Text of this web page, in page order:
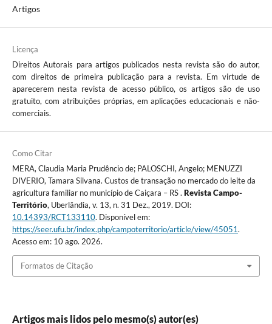
Artigos
Licença
Direitos Autorais para artigos publicados nesta revista são do autor,
com direitos de primeira publicação para a revista. Em virtude de
aparecerem nesta revista de acesso público, os artigos são de uso
gratuito, com atribuições próprias, em aplicações educacionais e não-
comerciais.
Como Citar
MERA, Claudia Maria Prudêncio de; PALOSCHI, Angelo; MENUZZI
DIVERIO, Tamara Silvana. Custos de transação no mercado do leite da
agricultura familiar no município de Caiçara – RS . Revista Campo-
Território, Uberlândia, v. 13, n. 31 Dez., 2019. DOI:
10.14393/RCT133110. Disponível em:
https://seer.ufu.br/index.php/campoterritorio/article/view/45051.
Acesso em: 10 ago. 2026.
Formatos de Citação
Artigos mais lidos pelo mesmo(s) autor(es)